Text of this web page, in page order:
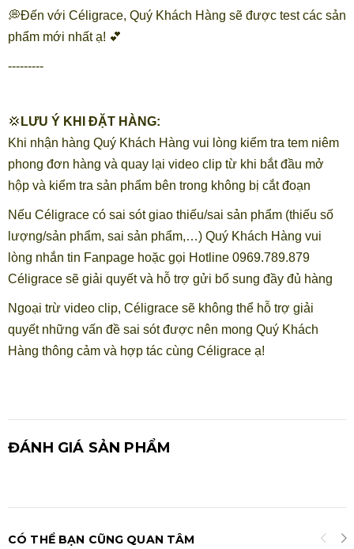
💭Đến với Céligrace, Quý Khách Hàng sẽ được test các sản
phẩm mới nhất ạ! 💕
---------
💢 LƯU Ý KHI ĐẶT HÀNG:
Khi nhận hàng Quý Khách Hàng vui lòng kiểm tra tem niêm
phong đơn hàng và quay lại video clip từ khi bắt đầu mở
hộp và kiểm tra sản phẩm bên trong không bị cắt đoạn
Nếu Céligrace có sai sót giao thiếu/sai sản phẩm (thiếu số
lượng/sản phẩm, sai sản phẩm,…) Quý Khách Hàng vui
lòng nhắn tin Fanpage hoặc gọi Hotline 0969.789.879
Céligrace sẽ giải quyết và hỗ trợ gửi bổ sung đầy đủ hàng
Ngoại trừ video clip, Céligrace sẽ không thể hỗ trợ giải
quyết những vấn đề sai sót được nên mong Quý Khách
Hàng thông cảm và hợp tác cùng Céligrace ạ!
ĐÁNH GIÁ SẢN PHẨM
CÓ THỂ BẠN CŨNG QUAN TÂM